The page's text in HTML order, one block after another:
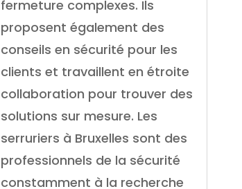
fermeture complexes. Ils
proposent également des
conseils en sécurité pour les
clients et travaillent en étroite
collaboration pour trouver des
solutions sur mesure. Les
serruriers à Bruxelles sont des
professionnels de la sécurité
constamment à la recherche